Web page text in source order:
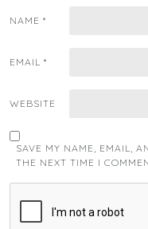
NAME *
EMAIL *
WEBSITE
SAVE MY NAME, EMAIL,
THE NEXT TIME I